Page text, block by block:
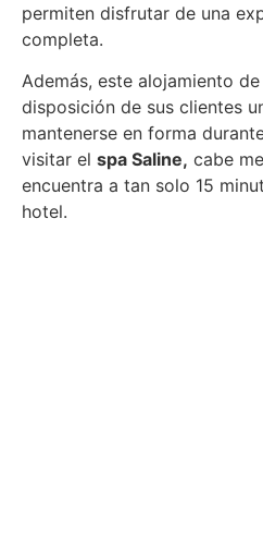
permiten disfrutar de una
completa.
Además, este alojamiento de
disposición de sus clientes
mantenerse en forma
visitar el spa Saline, cabe
encuentra a tan solo 15
hotel.